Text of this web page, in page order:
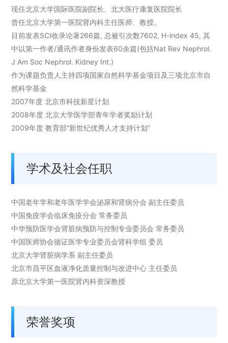
现任北京大学国际医院副院长、北大医疗康复医院院长
曾任北京大学第一医院肾内科主任医师、教授。
目前发表SCI收录论著266篇, 总被引次数7602, H-index 45, 其
中以第一作者/通讯作者身份发表60余篇(包括Nat Rev Nephrol.
J Am Soc Nephrol. Kidney Int.)
作为课题负责人主持四项国家自然科学基金项目及三项北京市自
然科学基金
2007年度 北京市科技新星计划
2008年度 北京大学医学部青年学者奖励计划
2009年度 教育部“新世纪优秀人才支持计划”
学术及社会任职
中国老年学和老年医学学会泌尿和肾病分会 副主任委员
中国免疫学会临床免疫分会 常务委员
中华预防医学会肾脏病预防与控制专业委员会 常务委员
中国医师协会循证医学专业委员会肾科学组 委员
北京大学肾脏病学系 副主任委员
北京市昌平区血液净化质量控制与改进中心 主任委员
原北京大学第一医院肾内科资深教授
荣誉奖项